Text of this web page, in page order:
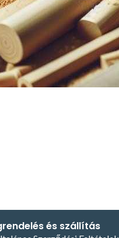
és szállítás